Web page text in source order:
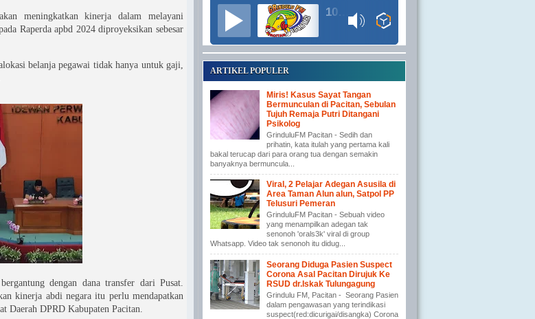
meningkatkan kinerja dalam melayani
Raperda apbd 2024 diproyeksikan sebesar
belanja pegawai tidak hanya untuk gaji,
dengan dana transfer dari Pusat.
kinerja abdi negara itu perlu mendapatkan
Daerah DPRD Kabupaten Pacitan.
ARTIKEL POPULER
Miris! Kasus Sayat Tangan
Bermunculan di Pacitan, Sebulan
Tujuh Remaja Putri Ditangani
Psikolog
GrinduluFM Pacitan - Sedih dan
prihatin, kata itulah yang pertama kali
bakal terucap dari para orang tua dengan semakin
banyaknya bermuncula...
Viral, 2 Pelajar Adegan Asusila di
Area Taman Alun alun, Satpol PP
Telusuri Pemeran
GrinduluFM Pacitan - Sebuah video
yang menampilkan adegan tak
senonoh 'orals3k' viral di group
Whatsapp. Video tak senonoh itu didug...
Seorang Diduga Pasien Suspect
Corona Asal Pacitan Dirujuk Ke
RSUD dr.Iskak Tulungagung
Grindulu FM, Pacitan - Seorang Pasien
dalam pengawasan yang terindikasi
suspect(red:dicurigai/disangka) Corona